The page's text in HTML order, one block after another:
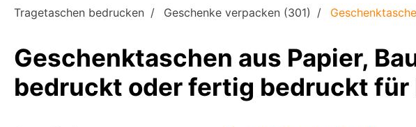
Tragetaschen bedrucken Geschenke verpacken (301)
Geschenktaschen aus Papier,
bedruckt oder fertig bedruckt für